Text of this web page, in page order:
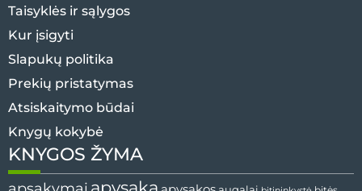
Taisyklės ir sąlygos
Kur įsigyti
Slapukų politika
Prekių pristatymas
Atsiskaitymo būdai
Knygų kokybė
KNYGOS ŽYMA